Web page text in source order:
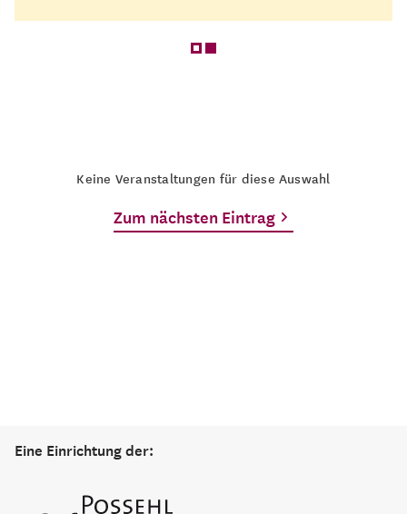
Keine Veranstaltungen für diese Auswahl
Zum nächsten Eintrag
Eine Einrichtung der: